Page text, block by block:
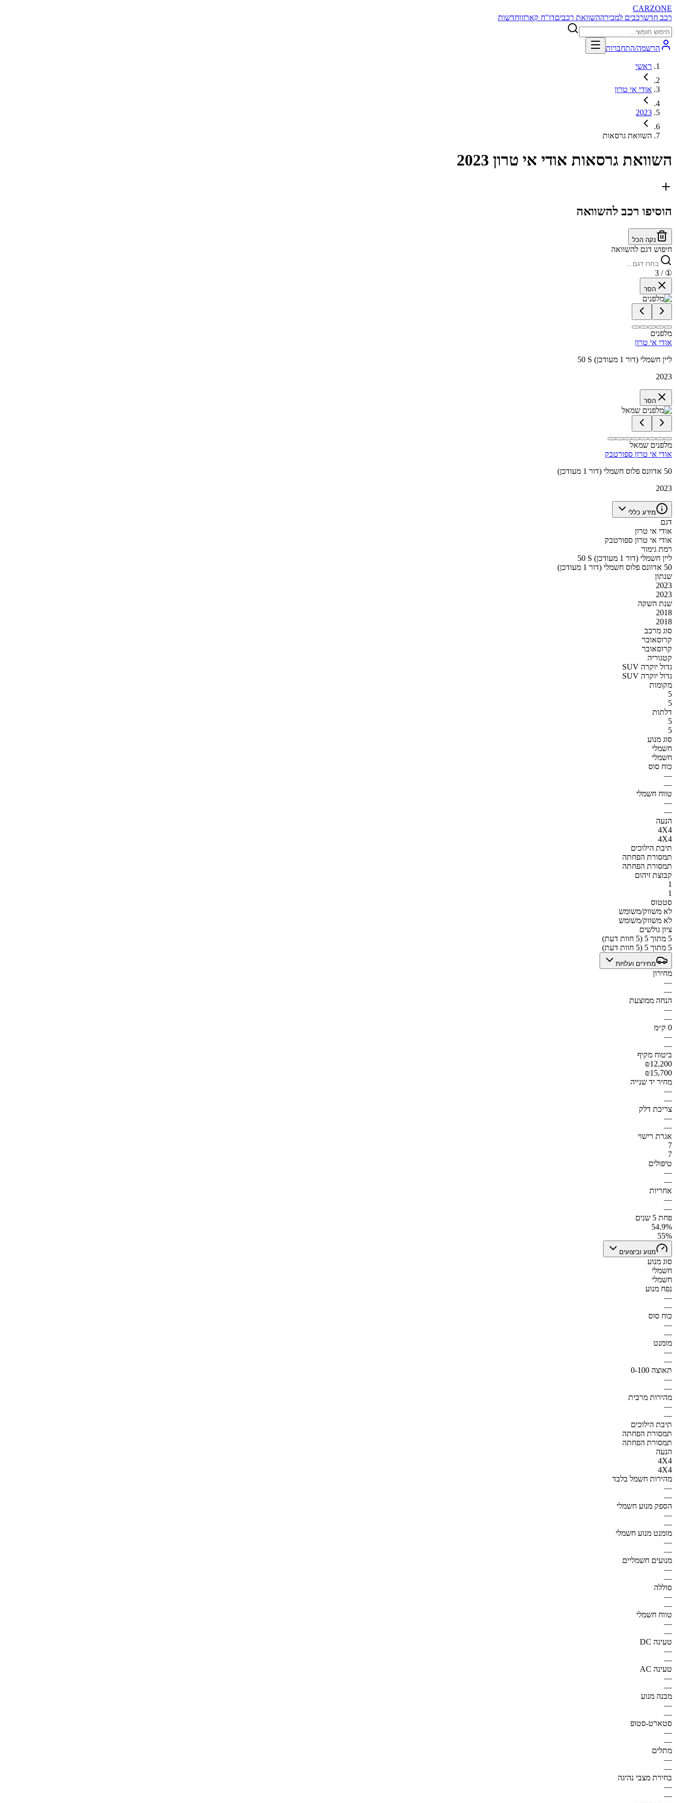
CARZONE
רכב חדשרכבים למכירההשוואת רכביםדו"ח קארזוןחדשות
הרשמה/התחברות
ראשי
אודי אי טרון
2023
השוואת גרסאות
השוואת גרסאות אודי אי טרון 2023
הוסיפו רכב להשוואה
נקה הכל
חיפוש דגם להשוואה
①
/ 3
הסר
מלפנים
אודי אי טרון
50 S ליין חשמלי (דור 1 מעודכן)
2023
הסר
מלפנים שמאל
אודי אי טרון ספורטבק
50 אדוונס פלוס חשמלי (דור 1 מעודכן)
2023
מידע כללי
דגם
אודי אי טרון
אודי אי טרון ספורטבק
רמת גימור
50 S ליין חשמלי (דור 1 מעודכן)
50 אדוונס פלוס חשמלי (דור 1 מעודכן)
שנתון
2023
2023
שנת השקה
2018
2018
סוג מרכב
קרוסאובר
קרוסאובר
קטגוריה
SUV גדול יוקרה
SUV גדול יוקרה
מקומות
5
5
דלתות
5
5
סוג מנוע
חשמלי
חשמלי
כוח סוס
—
—
טווח חשמלי
—
—
הנעה
4X4
4X4
תיבת הילוכים
תמסורת הפחתה
תמסורת הפחתה
קבוצת זיהום
1
1
סטטוס
לא משווק/משומש
לא משווק/משומש
ציון גולשים
5 מתוך 5 (5 חוות דעת)
5 מתוך 5 (5 חוות דעת)
מחירים ועלויות
מחירון
—
—
הנחה ממוצעת
—
—
0 ק״מ
—
—
ביטוח מקיף
₪12,200
₪15,700
מחיר יד שנייה
—
—
צריכת דלק
—
—
אגרת רישוי
7
7
טיפולים
—
—
אחריות
—
—
פחת 5 שנים
54.9%
55%
מנוע וביצועים
סוג מנוע
חשמלי
חשמלי
נפח מנוע
—
—
כוח סוס
—
—
מומנט
—
—
תאוצה 0-100
—
—
מהירות מרבית
—
—
תיבת הילוכים
תמסורת הפחתה
תמסורת הפחתה
הנעה
4X4
4X4
מהירות חשמל בלבד
—
—
הספק מנוע חשמלי
—
—
מומנט מנוע חשמלי
—
—
מנועים חשמליים
—
—
סוללה
—
—
טווח חשמלי
—
—
טעינה DC
—
—
טעינה AC
—
—
מבנה מנוע
—
—
סטארט-סטופ
—
—
מתלים
—
—
בחירת מצבי נהיגה
—
—